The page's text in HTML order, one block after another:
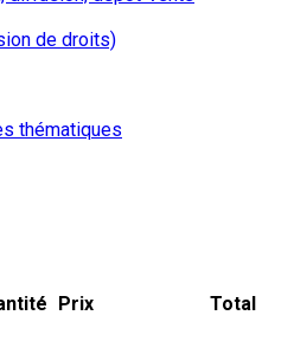
de droits)
thématiques
Prix Total